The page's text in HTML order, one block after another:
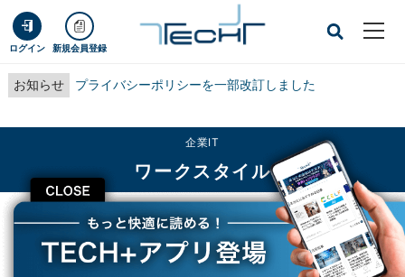
ログイン 新規会員登録
お知らせ プライバシーポリシーを一部改訂しました
CLOSE
企業IT
ワークスタイル
TECH+ 企業IT
ワークスタイル
日立、ロボット使用する医療従事者の働き方改革支援の評価研究